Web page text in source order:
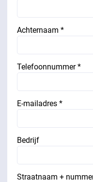
Achternaam *
Telefoonnummer *
E-mailadres *
Bedrijf
Straatnaam +